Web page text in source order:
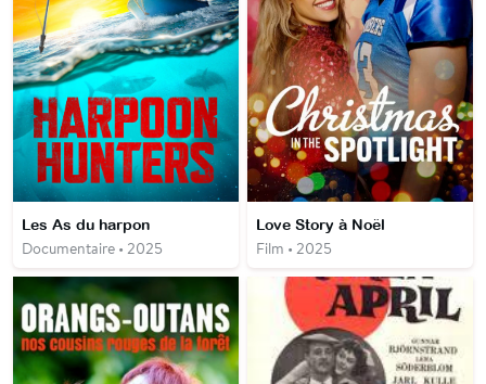
Les As du harpon
Documentaire • 2025
Love Story à Noël
Film • 2025